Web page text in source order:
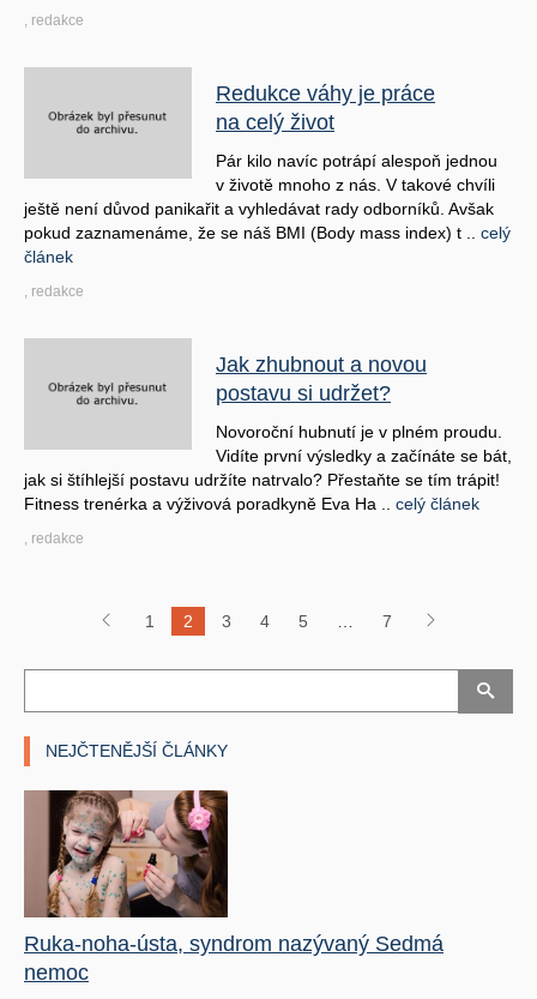
, redakce
Redukce váhy je práce
na celý život
Pár kilo navíc potrápí alespoň jednou
v životě mnoho z nás. V takové chvíli
ještě není důvod panikařit a vyhledávat rady odborníků. Avšak
pokud zaznamenáme, že se náš BMI (Body mass index) t .. celý
článek
, redakce
Jak zhubnout a novou
postavu si udržet?
Novoroční hubnutí je v plném proudu.
Vidíte první výsledky a začínáte se bát,
jak si štíhlejší postavu udržíte natrvalo? Přestaňte se tím trápit!
Fitness trenérka a výživová poradkyně Eva Ha .. celý článek
, redakce
1 2 3 4 5 7
NEJČTENĚJŠÍ ČLÁNKY
Ruka-noha-ústa, syndrom nazývaný Sedmá
nemoc